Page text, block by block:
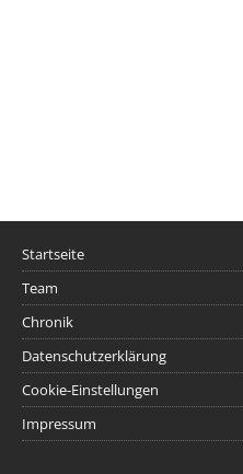
Startseite
Team
Chronik
Datenschutzerklärung
Cookie-Einstellungen
Impressum